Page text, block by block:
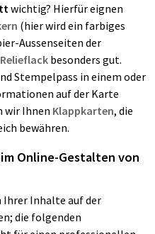
wichtig? Hierfür eignen
(hier wird ein farbiges
Aussenseiten der
Relieflack besonders gut.
Stempelpass in einem oder
auf der Karte
wir Ihnen Klappkarten, die
bewähren.
Online-Gestalten von
Ihrer Inhalte auf der
die folgenden